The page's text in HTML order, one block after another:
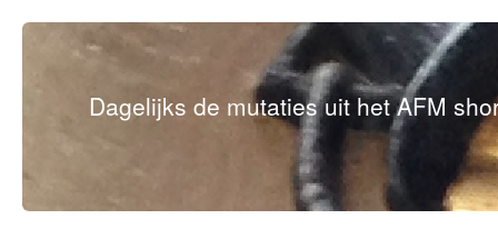
Dagelijks de mutaties uit het AFM